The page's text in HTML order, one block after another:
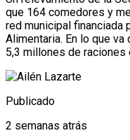
que 164 comedores y
red municipal financiada
Alimentaria. En lo que
5,3 millones de
Publicado
2 semanas atrás